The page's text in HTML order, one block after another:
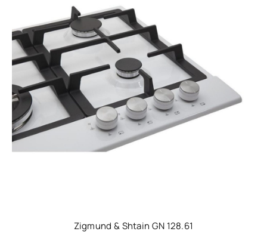
Zigmund & Shtain GN 128.61